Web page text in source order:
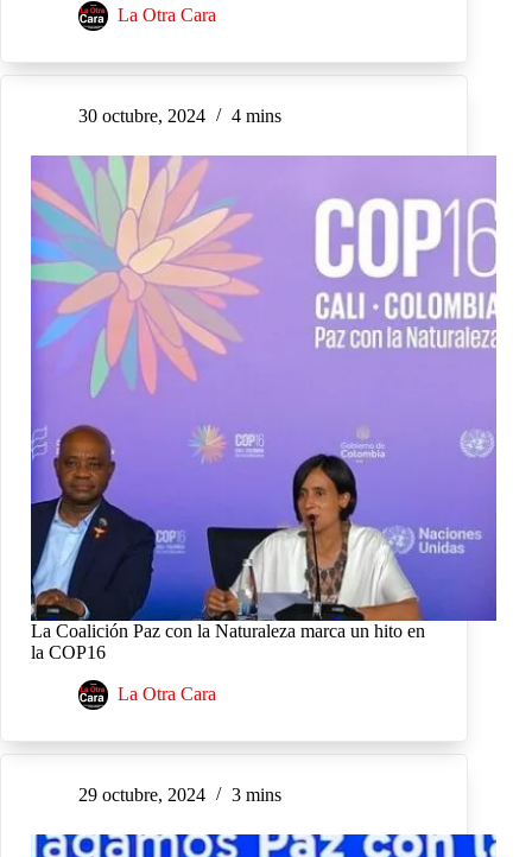
La Otra Cara
30 octubre, 2024 4 mins
La Coalición Paz con la Naturaleza marca un hito en
la COP16
La Otra Cara
29 octubre, 2024 3 mins